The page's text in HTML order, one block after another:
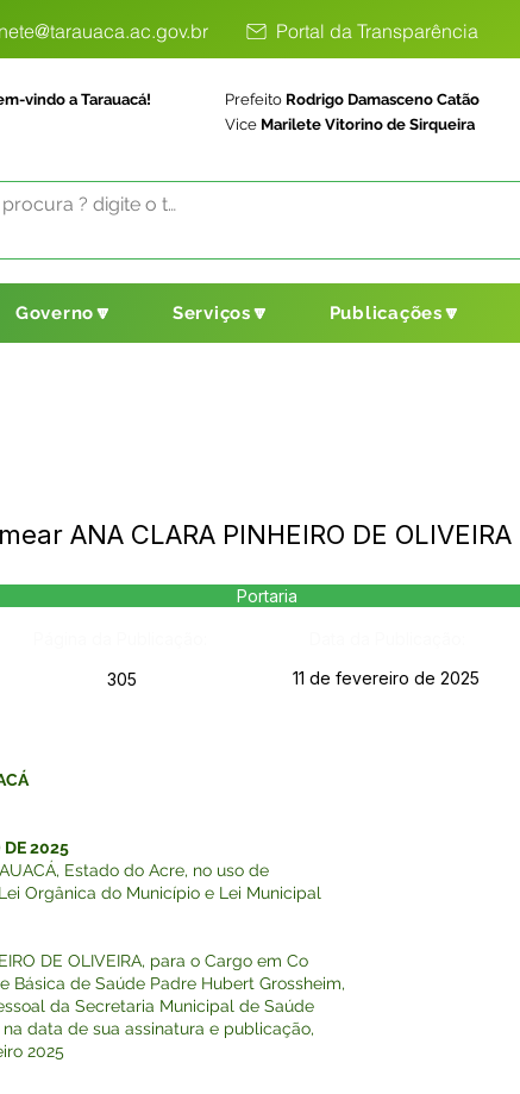
Portal da Transparência
vindo a Tarauacá! Prefeito Rodrigo Damasceno Catão
Vice Marilete Vitorino de Sirqueira
Governo🔽 Serviços🔽 Publicações🔽
ANA CLARA PINHEIRO DE OLIVEIRA
Portaria
305 11 de fevereiro de 2025
DE 2025
Estado do Acre, no uso de
Orgânica do Município e Lei Municipal
DE OLIVEIRA, para o Cargo em Co
Básica de Saúde Padre Hubert Grossheim,
da Secretaria Municipal de Saúde
data de sua assinatura e publicação,
2025